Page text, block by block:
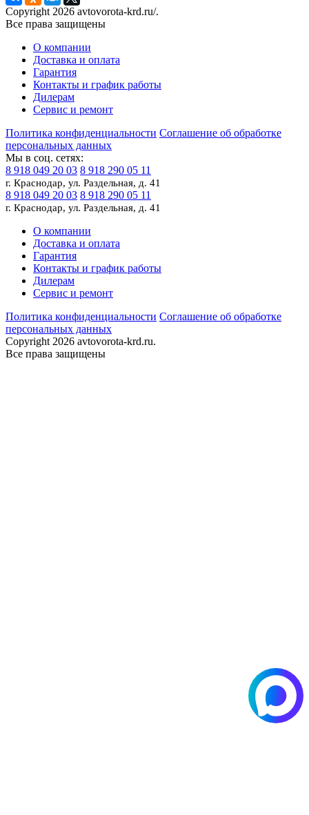
Copyright 2026 avtovorota-krd.ru/.
Все права защищены
О компании
Доставка и оплата
Гарантия
Контакты и график работы
Дилерам
Сервис и ремонт
Политика конфиденциальности Соглашение об обработке
персональных данных
Мы в соц. сетях:
8 918 049 20 03 8 918 290 05 11
г. Краснодар, ул. Раздельная, д. 41
8 918 049 20 03 8 918 290 05 11
г. Краснодар, ул. Раздельная, д. 41
О компании
Доставка и оплата
Гарантия
Контакты и график работы
Дилерам
Сервис и ремонт
Политика конфиденциальности Соглашение об обработке
персональных данных
Copyright 2026 avtovorota-krd.ru.
Все права защищены